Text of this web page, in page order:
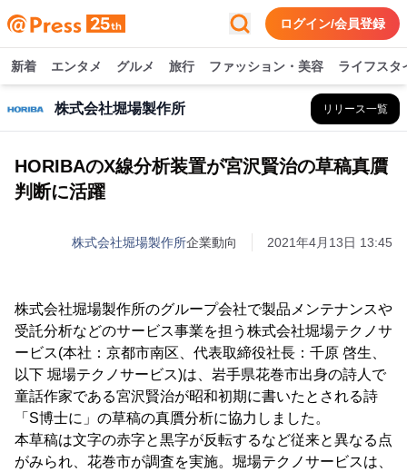
ログイン/会員登録
新着 エンタメ グルメ 旅行 ファッション・美容 ライフスタ
株式会社堀場製作所 リリース一覧
HORIBAのX線分析装置が宮沢賢治の草稿真贋
判断に活躍
株式会社堀場製作所企業動向 2021年4月13日 13:45
株式会社堀場製作所のグループ会社で製品メンテナンスや
受託分析などのサービス事業を担う株式会社堀場テクノサ
ービス(本社：京都市南区、代表取締役社長：千原 啓生、
以下 堀場テクノサービス)は、岩手県花巻市出身の詩人で
童話作家である宮沢賢治が昭和初期に書いたとされる詩
「S博士に」の草稿の真贋分析に協力しました。
本草稿は文字の赤字と黒字が反転するなど従来と異なる点
がみられ、花巻市が調査を実施。堀場テクノサービスは、